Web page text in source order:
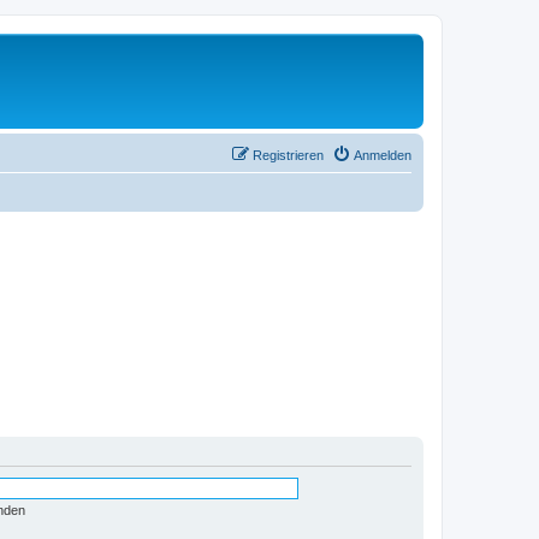
Anmelden
Registrieren